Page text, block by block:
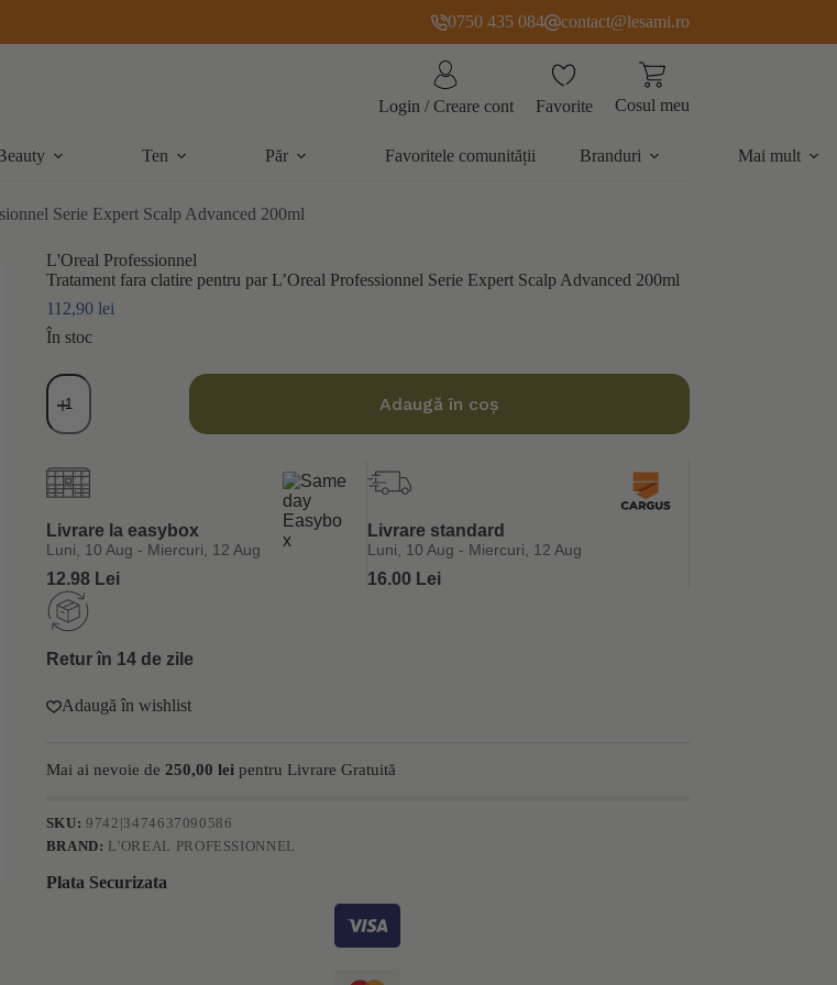
0750 435 084 contact@lesami.ro
Login / Creare cont Favorite Cosul meu
Ten Păr Favoritele comunității Branduri Mai mult
Serie Expert Scalp Advanced 200ml
L'Oreal Professionnel
Tratament fara clatire pentru par L’Oreal Professionnel Serie Expert Scalp Advanced 200ml
112,90 lei
În stoc
Cantitate
Tratament
fara
clatire
par
L'Oreal
Serie
Expert
Scalp
Advanced
200ml
Adaugă în coș
Livrare la easybox
Luni, 10 Aug - Miercuri, 12 Aug
12.98 Lei
Livrare standard
Luni, 10 Aug - Miercuri, 12 Aug
16.00 Lei
Retur în 14 de zile
Adaugă în wishlist
Mai ai nevoie de 250,00 leipentru Livrare Gratuită
SKU:9742|3474637090586
BRAND: L'OREAL PROFESSIONNEL
Plata Securizata